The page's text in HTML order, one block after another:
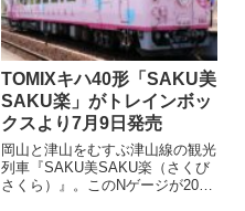
TOMIXキハ40形「SAKU美
SAKU楽」がトレインボッ
クスより7月9日発売
岡山と津山をむすぶ津山線の観光
列車『SAKU美SAKU楽（さくび
さくら）』。このNゲージが2026